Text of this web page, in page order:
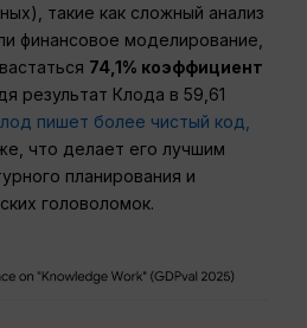
такие как сложный анализ
финансовое моделирование,
74,1% коэффициент
результат Клода в 59,61
пишет более чистый код,
что делает его лучшим
планирования и
головоломок.